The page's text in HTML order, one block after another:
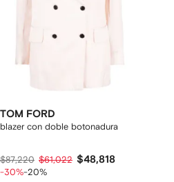
TOM FORD
blazer con doble botonadura
$87,220 $61,022 $48,818
-30%-20%